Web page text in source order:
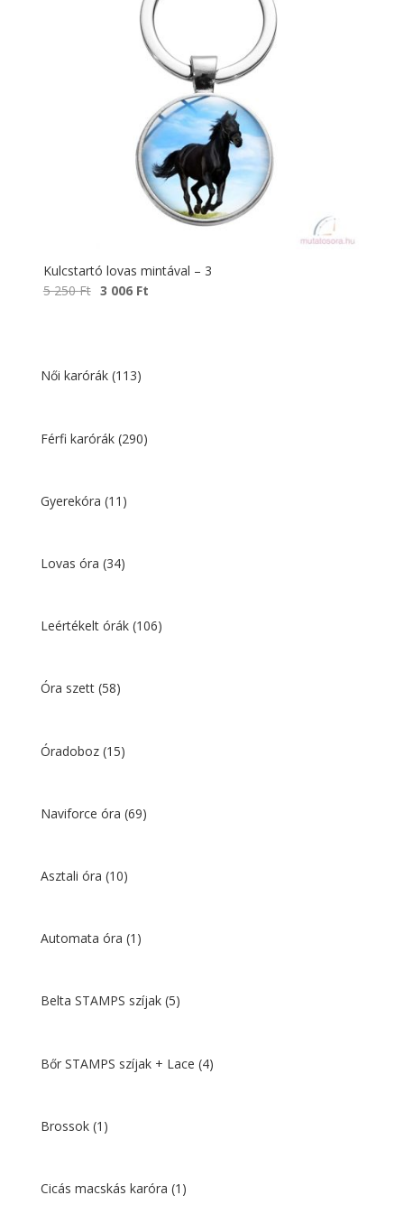
Kulcstartó lovas mintával – 3
5 250Ft Original
250 Ft.
3 006 Ft
Női karórák (113)
Férfi karórák (290)
Gyerekóra (11)
Lovas óra (34)
Leértékelt órák (106)
Óra szett (58)
Óradoboz (15)
Naviforce óra (69)
Asztali óra (10)
Automata óra (1)
Belta STAMPS szíjak (5)
Bőr STAMPS szíjak + Lace (4)
Brossok (1)
Cicás macskás karóra (1)